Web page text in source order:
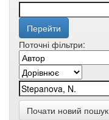
Поточні фільтри:
Почати новий пошук